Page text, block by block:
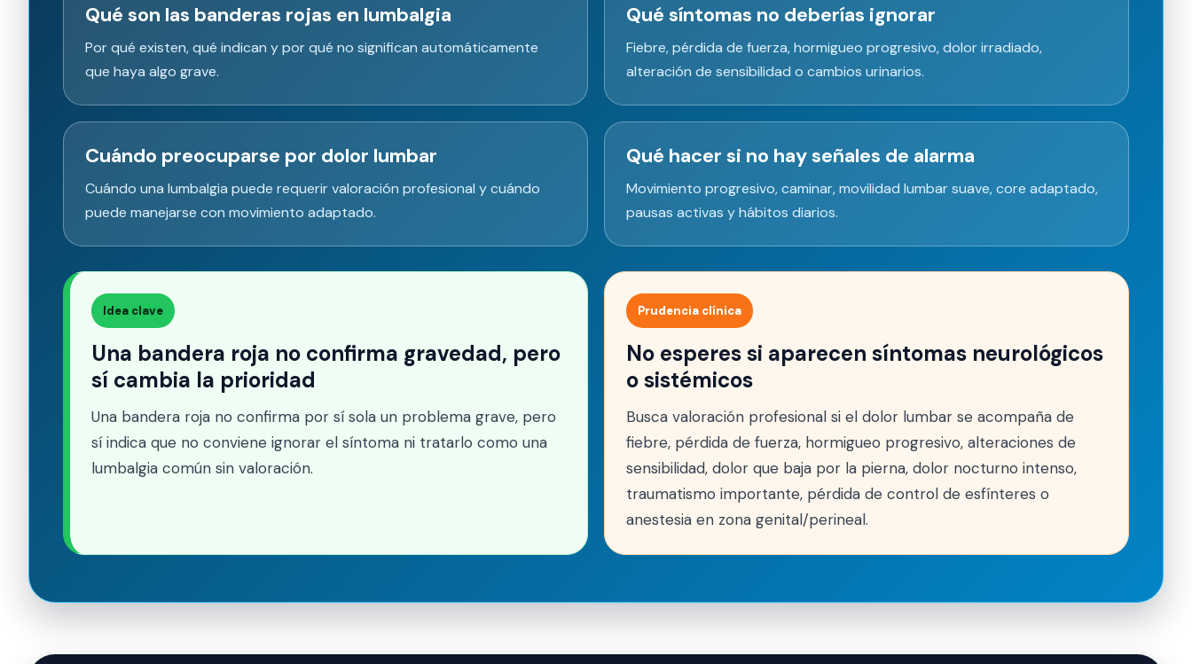
Qué son las banderas rojas en lumbalgia
Por qué existen, qué indican y por qué no significan automáticamente
que haya algo grave.
Qué síntomas no deberías ignorar
Fiebre, pérdida de fuerza, hormigueo progresivo, dolor irradiado,
alteración de sensibilidad o cambios urinarios.
Cuándo preocuparse por dolor lumbar
Cuándo una lumbalgia puede requerir valoración profesional y cuándo
puede manejarse con movimiento adaptado.
Qué hacer si no hay señales de alarma
Movimiento progresivo, caminar, movilidad lumbar suave, core adaptado,
pausas activas y hábitos diarios.
Idea clave
Una bandera roja no confirma gravedad, pero
sí cambia la prioridad
Una bandera roja no confirma por sí sola un problema grave, pero
sí indica que no conviene ignorar el síntoma ni tratarlo como una
lumbalgia común sin valoración.
Prudencia clínica
No esperes si aparecen síntomas neurológicos
o sistémicos
Busca valoración profesional si el dolor lumbar se acompaña de
fiebre, pérdida de fuerza, hormigueo progresivo, alteraciones de
sensibilidad, dolor que baja por la pierna, dolor nocturno intenso,
traumatismo importante, pérdida de control de esfínteres o
anestesia en zona genital/perineal.